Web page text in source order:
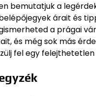
bemutatjuk a
árait és
a prágai
és még sok más
fel egy